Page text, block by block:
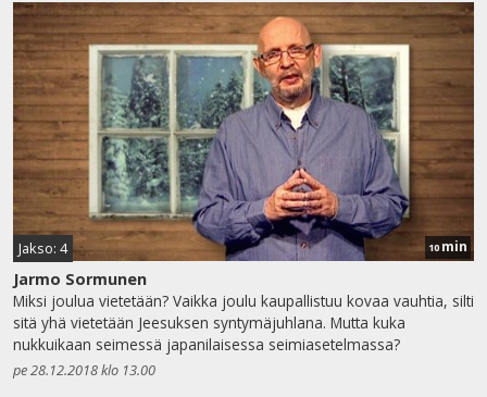
Jakso: 4 10 min
Jarmo Sormunen
Miksi joulua vietetään? Vaikka joulu kaupallistuu kovaa vauhtia, silti
sitä yhä vietetään Jeesuksen syntymäjuhlana. Mutta kuka
nukkuikaan seimessä japanilaisessa seimiasetelmassa?
pe 28.12.2018 klo 13.00